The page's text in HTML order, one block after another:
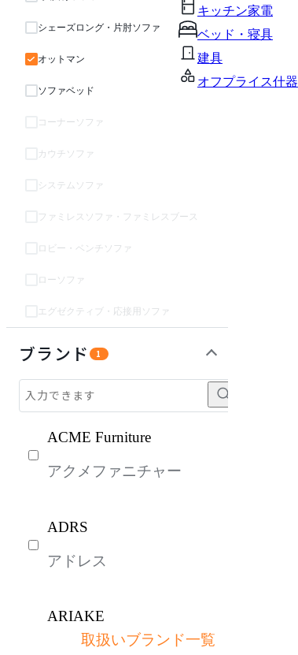
キッチン家電
ベッド・寝具
建具
オフプライス什器
シェーズロング・片肘ソファ
オットマン
ソファベッド
コーナーソファ
カウチソファ
システムソファ
ファミレスソファ・ファミレスブース
ロビー・ベンチソファ
ローソファ
エグゼクティブ・応接用ソファ
ブランド 1
ACME Furniture
アクメファニチャー
ADRS
アドレス
ARIAKE
アリアケ
取扱いブランド一覧